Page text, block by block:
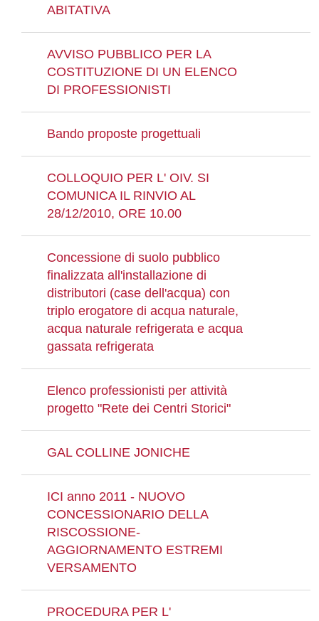
ABITATIVA
AVVISO PUBBLICO PER LA
COSTITUZIONE DI UN ELENCO
DI PROFESSIONISTI
Bando proposte progettuali
COLLOQUIO PER L' OIV. SI
COMUNICA IL RINVIO AL
28/12/2010, ORE 10.00
Concessione di suolo pubblico
finalizzata all'installazione di
distributori (case dell'acqua) con
triplo erogatore di acqua naturale,
acqua naturale refrigerata e acqua
gassata refrigerata
Elenco professionisti per attività
progetto "Rete dei Centri Storici"
GAL COLLINE JONICHE
ICI anno 2011 - NUOVO
CONCESSIONARIO DELLA
RISCOSSIONE-
AGGIORNAMENTO ESTREMI
VERSAMENTO
PROCEDURA PER L'